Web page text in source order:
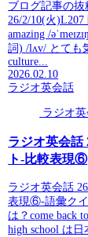
ブログ記事の
26/2/10(火)L207
amazing /
詞) /lʌv/ とても
culture...
2026.02.10
ラジオ英会話
ラジオ
ラジオ英会話
ト-比較表現⑥
ラジオ英会話
表現⑥-語彙クイ
は？come back
high school は